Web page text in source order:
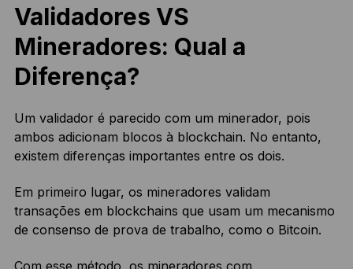
Validadores VS
Mineradores: Qual a
Diferença?
Um validador é parecido com um minerador, pois
ambos adicionam blocos à blockchain. No entanto,
existem diferenças importantes entre os dois.
Em primeiro lugar, os mineradores validam
transações em blockchains que usam um mecanismo
de consenso de prova de trabalho, como o Bitcoin.
Com esse método, os mineradores com